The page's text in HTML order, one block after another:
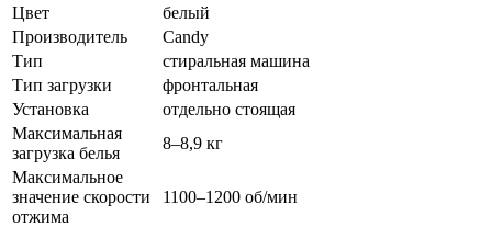
Цвет
белый
Производитель
Candy
Тип
стиральная машина
Тип загрузки
фронтальная
Установка
отдельно стоящая
Максимальная
загрузка белья
8–8,9 кг
Максимальное
значение скорости
отжима
1100–1200 об/мин